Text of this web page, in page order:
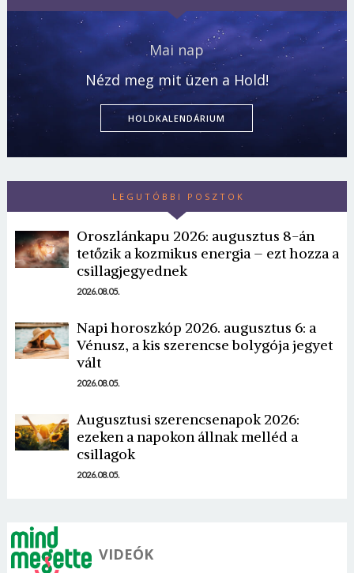
Mai nap
Nézd meg mit üzen a Hold!
HOLDKALENDÁRIUM
LEGUTÓBBI POSZTOK
Oroszlánkapu 2026: augusztus 8-án
tetőzik a kozmikus energia – ezt hozza a
csillagjegyednek
2026.08.05.
Napi horoszkóp 2026. augusztus 6: a
Vénusz, a kis szerencse bolygója jegyet
vált
2026.08.05.
Augusztusi szerencsenapok 2026:
ezeken a napokon állnak melléd a
csillagok
2026.08.05.
VIDEÓK
Borsonline bejelentkezés
E-mail cím vagy felhasználónév
Jelszó